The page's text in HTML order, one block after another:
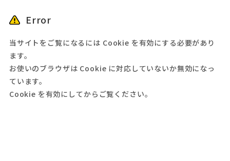
Error
当サイトをご覧になるには Cookie を有効にする必要があり
ます。
お使いのブラウザは Cookie に対応していないか無効になっ
ています。
Cookie を有効にしてからご覧ください。